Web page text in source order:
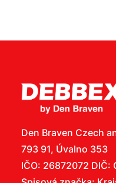
Den Braven Czech
793 91, Úvalno 353
IČO: 26872072 DIČ: